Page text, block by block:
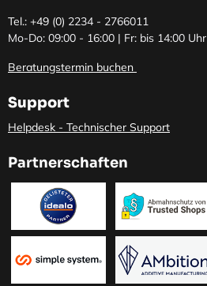
Tel.: +49 (0) 2234 - 2766011
Mo-Do: 09:00 - 16:00 | Fr: bis 14:00 Uhr
Beratungstermin buchen
Support
Helpdesk - Technischer Support
Partnerschaften